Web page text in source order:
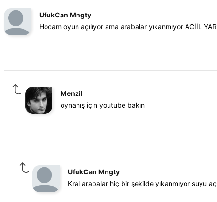
UfukCan Mngty
Hocam oyun açılıyor ama arabalar yıkanmıyor ACİİL
Menzil
oynanış için youtube bakın
UfukCan Mngty
Kral arabalar hiç bir şekilde yıkanmıyor suyu